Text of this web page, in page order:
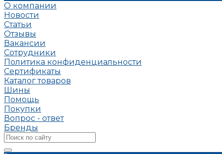
О компании
Новости
Статьи
Отзывы
Вакансии
Сотрудники
Политика конфиденциальности
Сертификаты
Каталог товаров
Шины
Помощь
Покупки
Вопрос - ответ
Бренды